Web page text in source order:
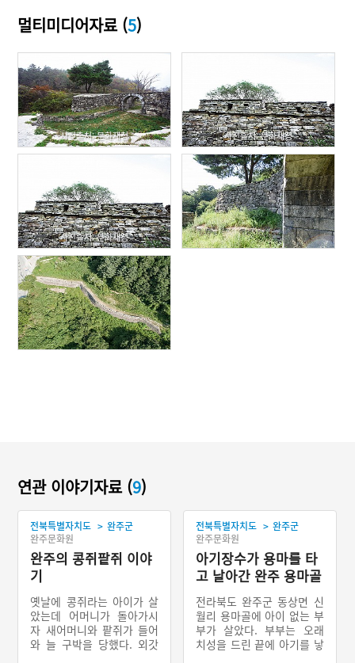
멀티미디어자료 (5)
사진출처: 문화재청 사진출처: 문화재청
사진출처: 문화재청
연관 이야기자료 (9)
전북특별자치도 > 완주군
완주문화원
완주의 콩쥐팥쥐 이야
기
옛날에 콩쥐라는 아이가 살
았는데 어머니가 돌아가시
자 새어머니와 팥쥐가 들어
와 늘 구박을 당했다. 외갓
전북특별자치도 > 완주군
완주문화원
아기장수가 용마를 타
고 날아간 완주 용마골
전라북도 완주군 동상면 신
월리 용마골에 아이 없는 부
부가 살았다. 부부는 오래
치성을 드린 끝에 아기를 낳